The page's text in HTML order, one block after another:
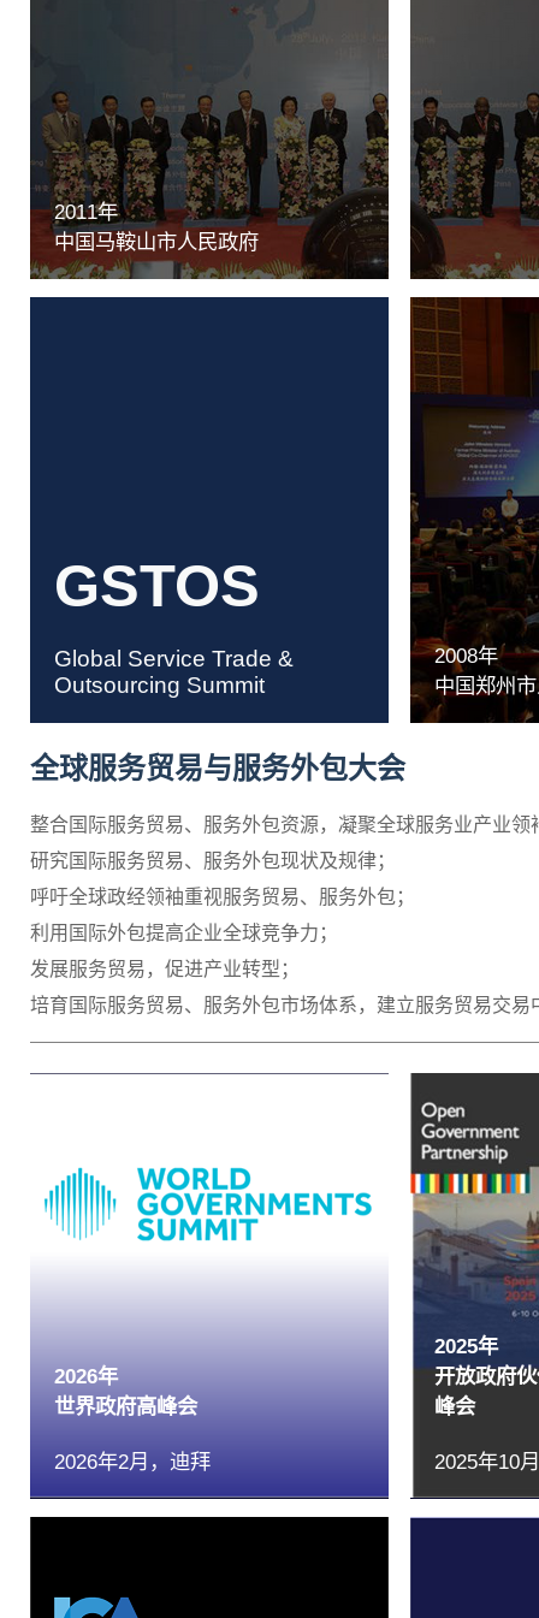
2011年
中国马鞍山市人民政府
GSTOS
Global Service Trade &
Outsourcing Summit
2008年
中国郑州
全球服务贸易与服务外包大会
整合国际服务贸易、服务外包资源，凝聚全球服务业产业领
研究国际服务贸易、服务外包现状及规律；
呼吁全球政经领袖重视服务贸易、服务外包；
利用国际外包提高企业全球竞争力；
发展服务贸易，促进产业转型；
培育国际服务贸易、服务外包市场体系，建立服务贸易交
2026年
世界政府高峰会
2026年2月，迪拜
2025年
开放政府
峰会
2025年10